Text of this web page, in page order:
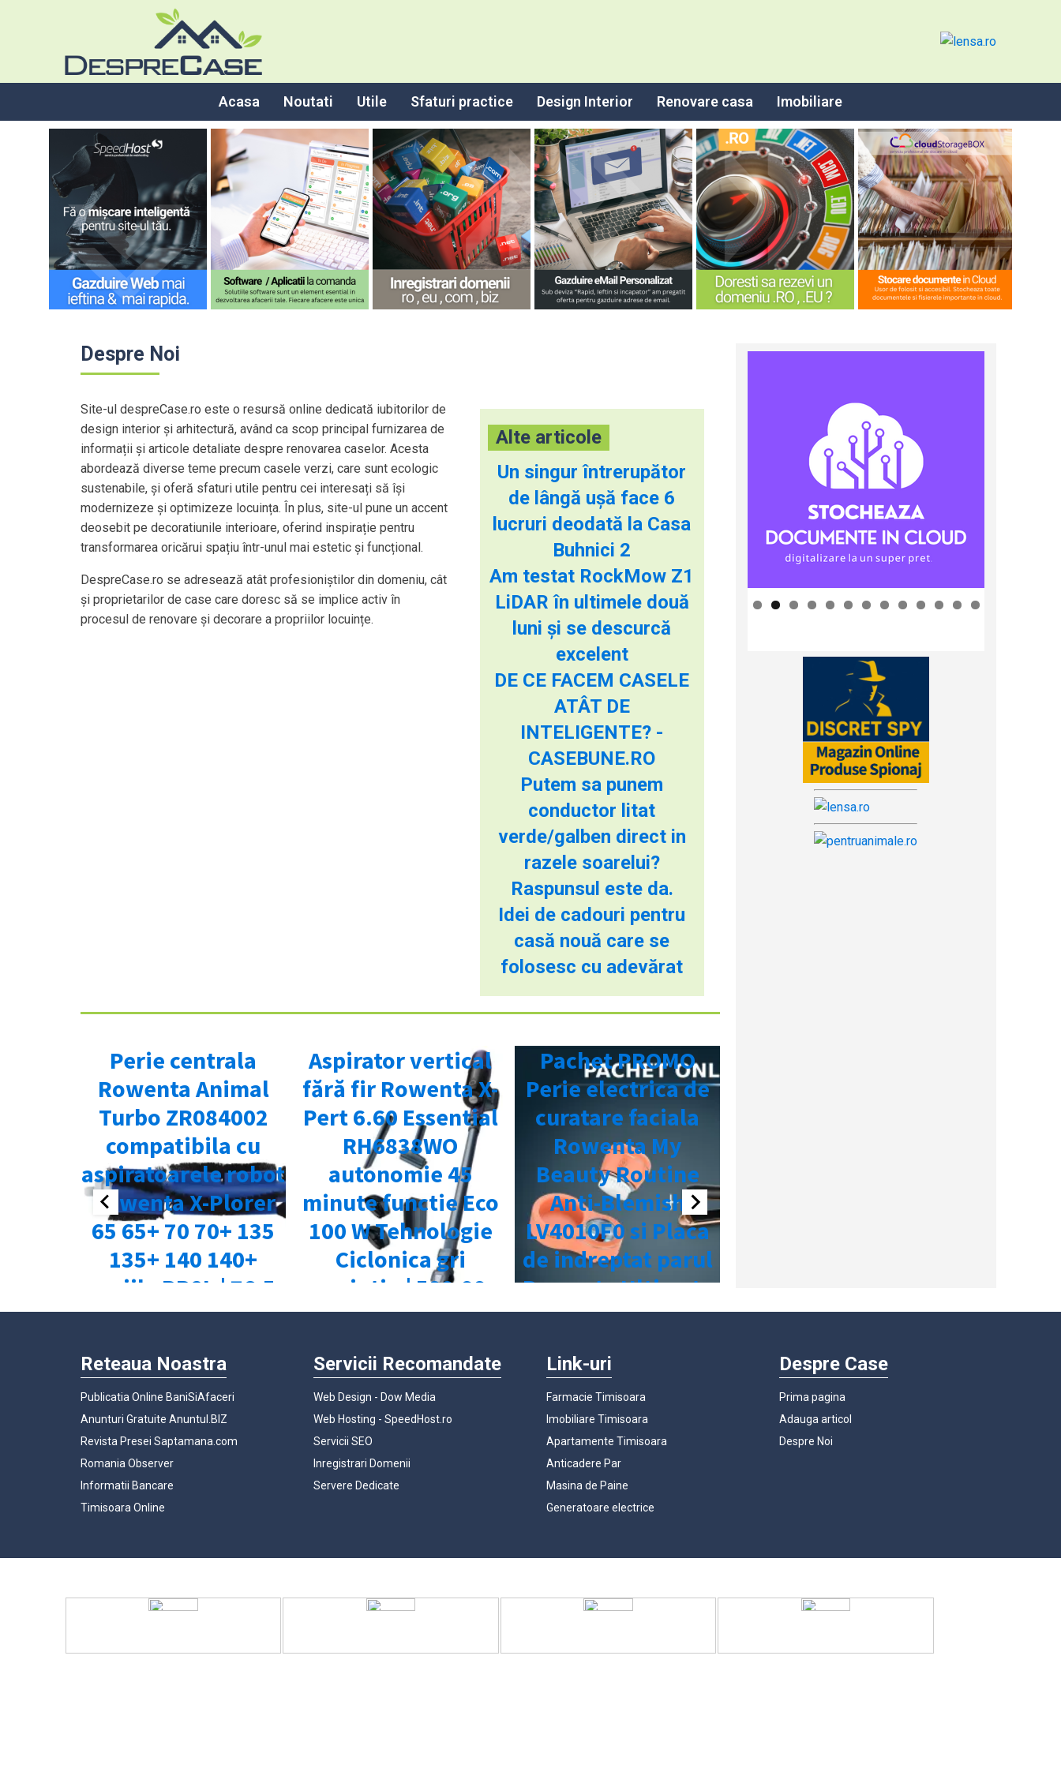
Acasa Noutati Utile Sfaturi practice Design Interior Renovare casa Imobiliare
Despre Noi
Site-ul despreCase.ro este o resursă online dedicată iubitorilor de
design interior și arhitectură, având ca scop principal furnizarea de
informații și articole detaliate despre renovarea caselor. Acesta
abordează diverse teme precum casele verzi, care sunt ecologic
sustenabile, și oferă sfaturi utile pentru cei interesați să își
modernizeze și optimizeze locuința. În plus, site-ul pune un accent
deosebit pe decoratiunile interioare, oferind inspirație pentru
transformarea oricărui spațiu într-unul mai estetic și funcțional.
DespreCase.ro se adresează atât profesioniștilor din domeniu, cât
și proprietarilor de case care doresc să se implice activ în
procesul de renovare și decorare a propriilor locuințe.
Alte articole
Un singur întrerupător
de lângă ușă face 6
lucruri deodată la Casa
Buhnici 2
Am testat RockMow Z1
LiDAR în ultimele două
luni și se descurcă
excelent
DE CE FACEM CASELE
ATÂT DE
INTELIGENTE? -
CASEBUNE.RO
Putem sa punem
conductor litat
verde/galben direct in
razele soarelui?
Raspunsul este da.
Idei de cadouri pentru
casă nouă care se
folosesc cu adevărat
Reteaua Noastra
Publicatia Online BaniSiAfaceri
Anunturi Gratuite Anuntul.BIZ
Revista Presei Saptamana.com
Romania Observer
Informatii Bancare
Timisoara Online
Servicii Recomandate
Web Design - Dow Media
Web Hosting - SpeedHost.ro
Servicii SEO
Inregistrari Domenii
Servere Dedicate
Link-uri
Farmacie Timisoara
Imobiliare Timisoara
Apartamente Timisoara
Anticadere Par
Masina de Paine
Generatoare electrice
Despre Case
Prima pagina
Adauga articol
Despre Noi